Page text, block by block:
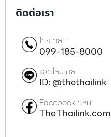
ติดต่อเรา
โทร คลิก
099-185-8000
แอดไลน์ คลิก
ID: @thethailink
Facebook คลิก
TheThailink.com